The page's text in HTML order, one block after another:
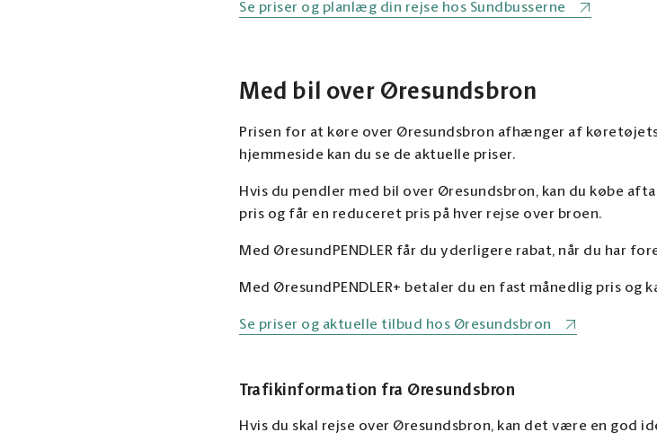
Se priser og planlæg din rejse hos Sundbusserne
Med bil over Øresundsbron
Prisen for at køre over Øresundsbron afhænger af
hjemmeside kan du se de aktuelle priser.
Hvis du pendler med bil over Øresundsbron, kan du købe
pris og får en reduceret pris på hver rejse over broen.
Med ØresundPENDLER får du yderligere rabat, når du har
Med ØresundPENDLER+ betaler du en fast månedlig pris og
Se priser og aktuelle tilbud hos Øresundsbron
Trafikinformation fra Øresundsbron
Hvis du skal rejse over Øresundsbron, kan det være en god